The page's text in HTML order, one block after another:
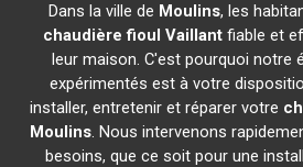
Dans la ville de Moulins, les
chaudière fioul Vaillantfiable et
leur maison. C'est pourquoi notre
expérimentés est à votre
installer, entretenir et réparer votre
Moulins. Nous intervenons
besoins, que ce soit pour une